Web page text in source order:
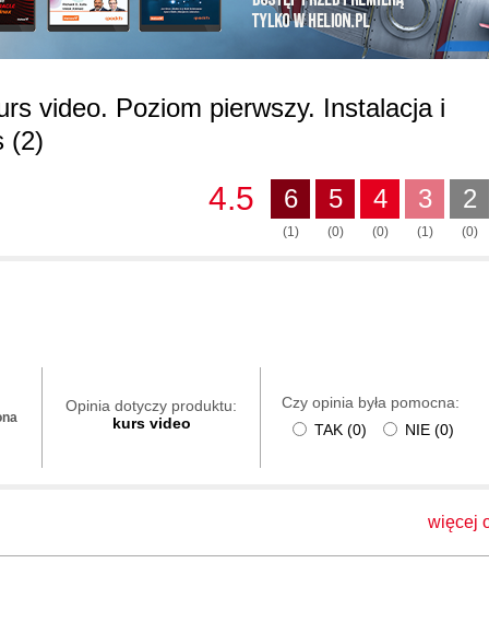
video. Poziom pierwszy. Instalacja i
(2)
4.5 6
(1)
5
(0)
4
(0)
3
(1)
2
(0)
Opinia dotyczy produktu:
kurs video
Czy opinia była pomocna:
TAK (0) NIE (0)
więcej